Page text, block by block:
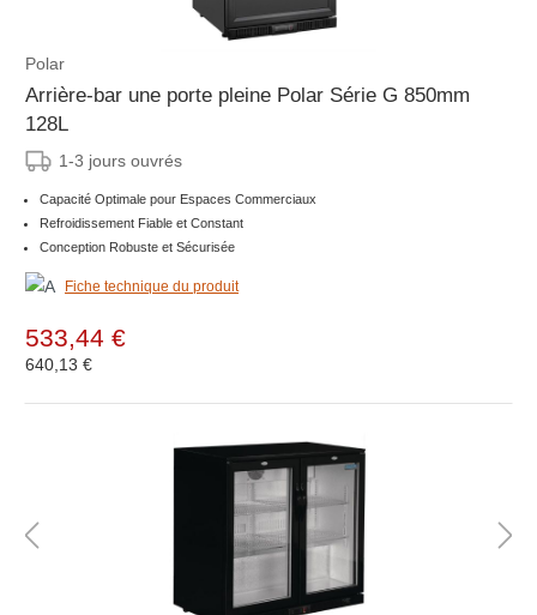
Polar
Arrière-bar une porte pleine Polar Série G 850mm
128L
1-3 jours ouvrés
Capacité Optimale pour Espaces Commerciaux
Refroidissement Fiable et Constant
Conception Robuste et Sécurisée
Fiche technique du produit
533,44 €
640,13 €